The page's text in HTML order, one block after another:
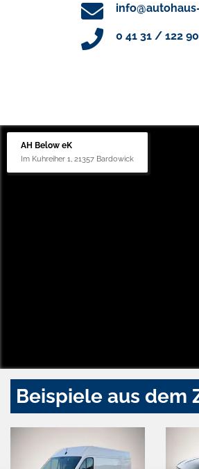
0 41 31 / 122 90
AH Below eK
Im Kuhreiher 1, 21357 Bardowick
Beispiele aus dem